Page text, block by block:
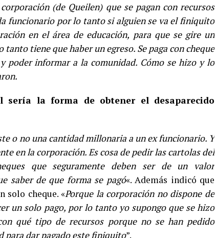
(de Queilen) que se pagan con recursos
funcionario por lo tanto si alguien se va el finiquito
en el área de educación, para que se gire un
tiene que haber un egreso. Se paga con cheque
poder informar a la comunidad. Cómo se hizo y lo
sería la forma de obtener el desaparecido
o no una cantidad millonaria a un ex funcionario. Y
en la corporación. Es cosa de pedir las cartolas del
que seguramente deben ser de un valor
saber de que forma se pagó«. Además indicó que
solo cheque. «Porque la corporación no dispone de
un solo pago, por lo tanto yo supongo que se hizo
qué tipo de recursos porque no se han pedido
para dar pagado este finiquito”.